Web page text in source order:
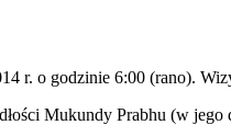
r. o godzinie 6:00 (rano).
Mukundy Prabhu (w